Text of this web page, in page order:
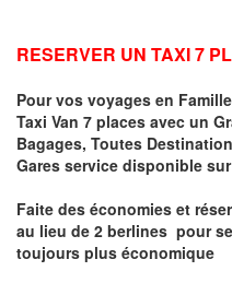
RESERVER UN TAXI 7
Pour vos voyages en
Taxi Van 7 places avec un
Bagages, Toutes
Gares service disponible
Faite des économies et
au lieu de 2 berlines pour
toujours plus économique